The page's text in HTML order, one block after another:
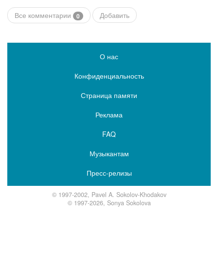
Все комментарии 0 Добавить
О нас
Конфиденциальность
Страница памяти
Реклама
FAQ
Музыкантам
Пресс-релизы
© 1997-2002, Pavel A. Sokolov-Khodakov
© 1997-2026, Sonya Sokolova